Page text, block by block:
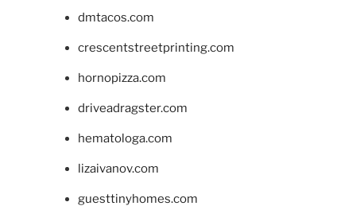
dmtacos.com
crescentstreetprinting.com
hornopizza.com
driveadragster.com
hematologa.com
lizaivanov.com
guesttinyhomes.com